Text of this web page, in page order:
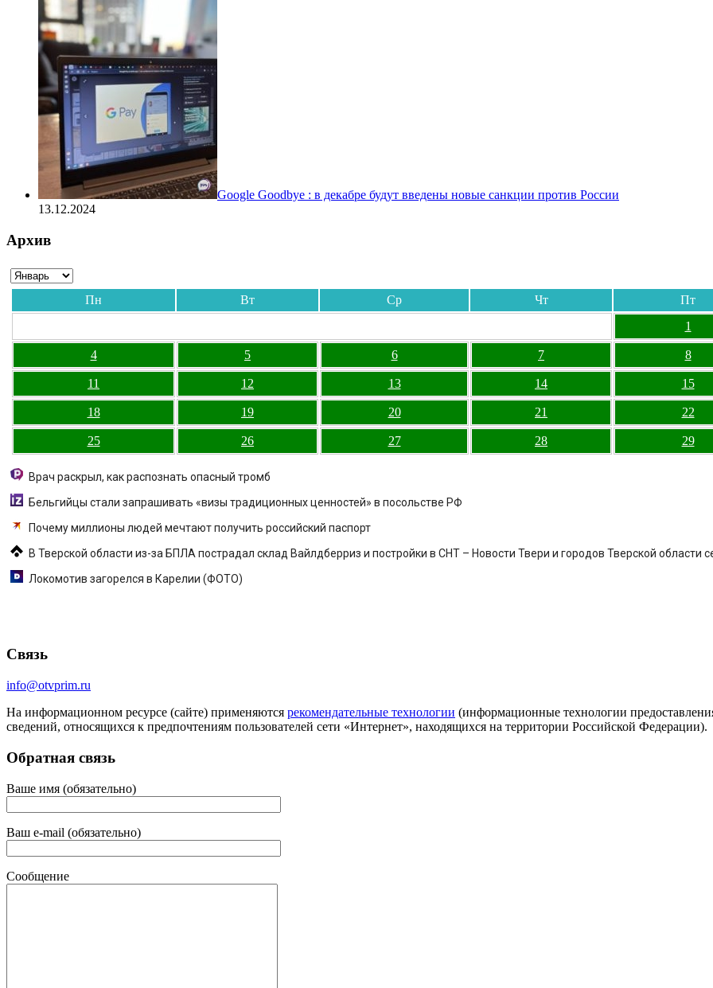
Google Goodbye : в декабре будут введены новые санкции против России
13.12.2024
Архив
Пн Вт Ср Чт
Пт
1
4 5 6 7 8
11 12 13 14 15
18 19 20 21 22
25 26 27 28 29
Врач раскрыл, как распознать опасный тромб
Бельгийцы стали запрашивать «визы традиционных ценностей» в посольстве РФ
Почему миллионы людей мечтают получить российский паспорт
В Тверской области из-за БПЛА пострадал склад Вайлдберриз и постройки в СНТ – Новости Твери и городов Тверской области
Локомотив загорелся в Карелии (ФОТО)
Связь
info@otvprim.ru
На информационном ресурсе (сайте) применяются рекомендательные технологии (информационные технологии
сведений, относящихся к предпочтениям пользователей сети «Интернет», находящихся на территории Российской Федерации).
Обратная связь
Ваше имя (обязательно)
Ваш e-mail (обязательно)
Сообщение